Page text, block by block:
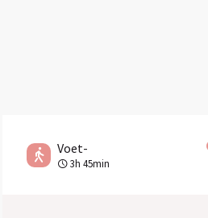
Voet-
3h 45min